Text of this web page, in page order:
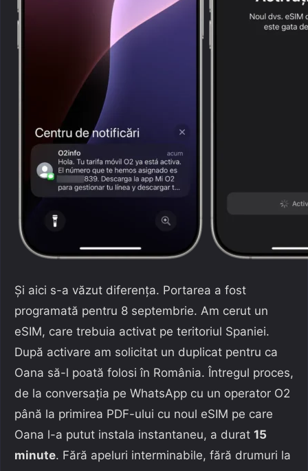
Și aici s-a văzut diferența. Portarea a fost
programată pentru 8 septembrie. Am cerut un
eSIM, care trebuia activat pe teritoriul Spaniei.
După activare am solicitat un duplicat pentru ca
Oana să-l poată folosi în România. Întregul proces,
de la conversația pe WhatsApp cu un operator O2
până la primirea PDF-ului cu noul eSIM pe care
Oana l-a putut instala instantaneu, a durat 15
minute. Fără apeluri interminabile, fără drumuri la